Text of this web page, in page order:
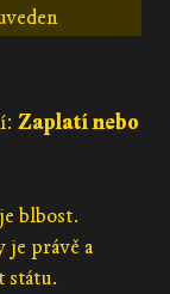
Zaplatí nebo
blbost.
je právě a
státu.